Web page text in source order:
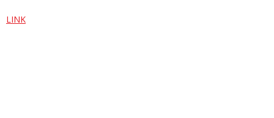
LINK